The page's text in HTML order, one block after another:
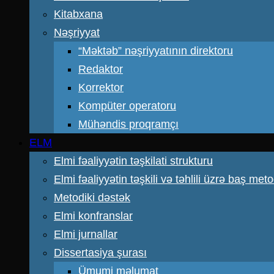
Kitabxana
Nəşriyyat
“Məktəb” nəşriyyatının direktoru
Redaktor
Korrektor
Kompüter operatoru
Mühəndis proqramçı
ELM
Elmi fəaliyyətin təşkilati strukturu
Elmi fəaliyyətin təşkili və təhlili üzrə baş
Metodiki dəstək
Elmi konfranslar
Elmi jurnallar
Dissertasiya şurası
Ümumi məlumat